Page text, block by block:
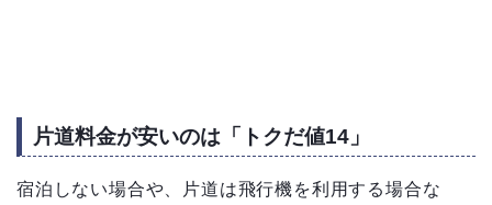
片道料金が安いのは「トクだ値14」
宿泊しない場合や、片道は飛行機を利用する場合な